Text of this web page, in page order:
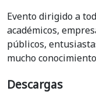
Evento dirigido a
académicos,
públicos,
mucho
Descargas